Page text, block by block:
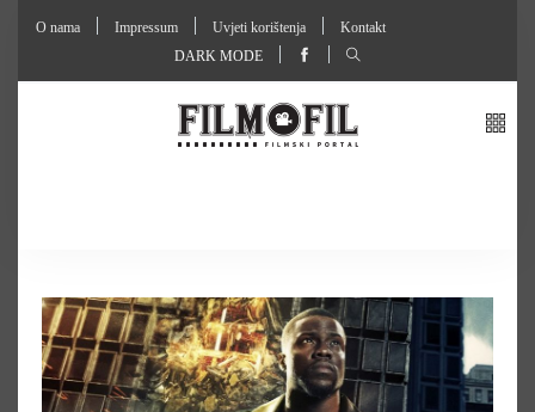
O nama Impressum Uvjeti korištenja
Kontakt
DARK MODE